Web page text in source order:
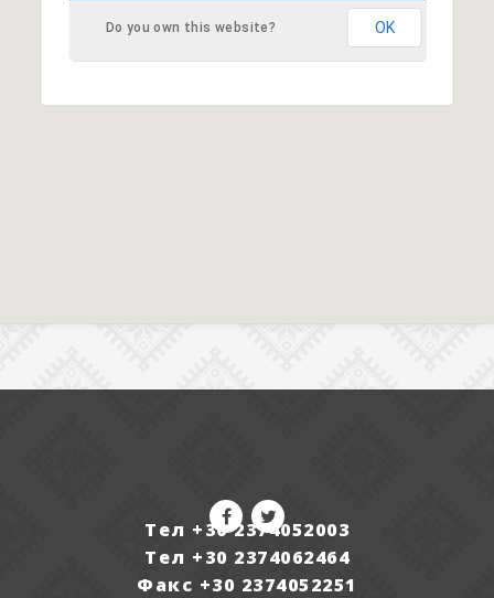
Do you own this website? OK
Тел +30 2374052003
Тел +30 2374062464
Факс +30 2374052251